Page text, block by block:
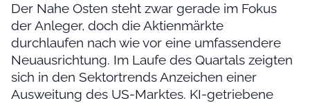
Der Nahe Osten steht zwar gerade im Fokus
der Anleger, doch die Aktienmärkte
durchlaufen nach wie vor eine umfassendere
Neuausrichtung. Im Laufe des Quartals zeigten
sich in den Sektortrends Anzeichen einer
Ausweitung des US-Marktes. KI-getriebene